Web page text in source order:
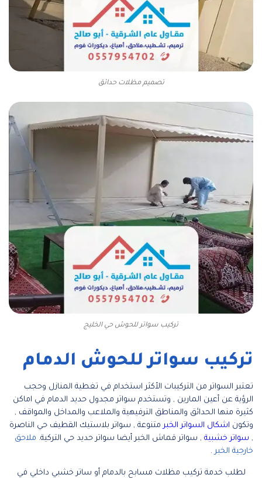
تصميم مظلات حدائق
تركيب سواتر للحوش حي الخليج
تركيب سواتر للحوش الدمام
تعتبر السواتر من التركيبات الأكثر استخدام في تغطية المنازل وحجب
الرؤية عن أعين المارين , وتستخدم سواتر مجدول حديد الدمام في اماكن
كثيرة منها الحدائق والمناطق الترفيهية والملاعب والمداخل والمواقف ,
وتكون اشكال السواتر الخبر متنوعة , سواتر بلاستيك القطيف حي الناصرة
, سواتر خشبية , سواتر قماش الخبر أيضا سواتر حديد حي التركية. ملاحق
خارجية الخبر .
لطلب خدمة تركيب مظلات مسابح بالدمام أو ساتر خشبي داخلي في